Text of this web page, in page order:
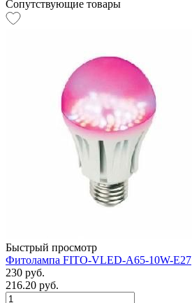
Сопутствующие товары
Быстрый просмотр
Фитолампа FITO-VLED-A65-10W-E27
230 руб.
216.20 руб.